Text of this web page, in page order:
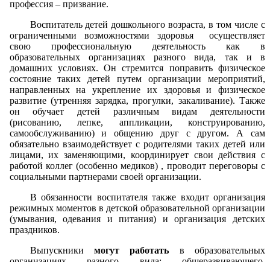
профессия – призвание.
Воспитатель детей дошкольного возраста, в том числе с
ограниченными возможностями здоровья осуществляет
свою профессиональную деятельность как в
образовательных организациях разного вида, так и в
домашних условиях. Он стремится поправить физическое
состояние таких детей путем организации мероприятий,
направленных на укрепление их здоровья и физическое
развитие (утренняя зарядка, прогулки, закаливание). Также
он обучает детей различным видам деятельности
(рисованию, лепке, аппликации, конструированию,
самообслуживанию) и общению друг с другом. А сам
обязательно взаимодействует с родителями таких детей или
лицами, их заменяющими, координирует свои действия с
работой коллег (особенно медиков) , проводит переговоры с
социальными партнерами своей организации.
В обязанности воспитателя также входит организация
режимных моментов в детской образовательной организации
(умывания, одевания и питания) и организация детских
праздников.
Выпускники могут работать в образовательных